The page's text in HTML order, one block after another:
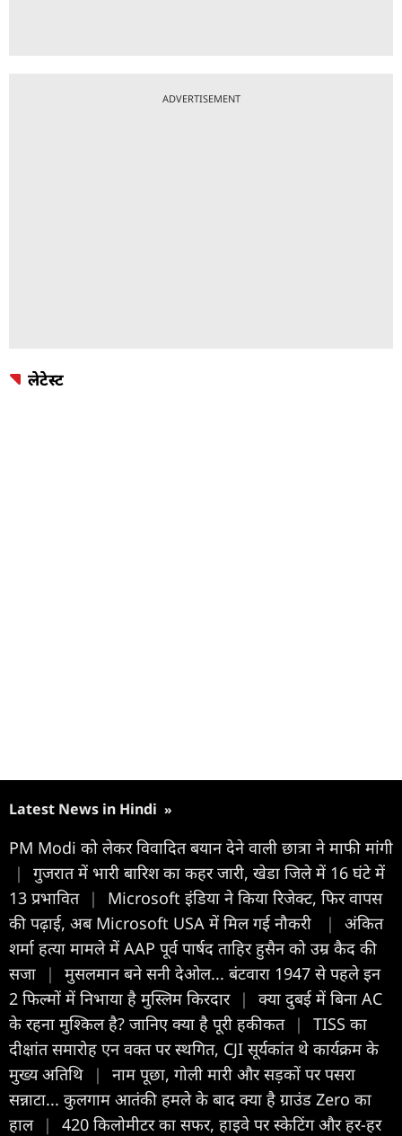
ADVERTISEMENT
लेटेस्ट
Latest News in Hindi »
PM Modi को लेकर विवादित बयान देने वाली छात्रा ने माफी मांगी
|
गुजरात में भारी बारिश का कहर जारी, खेडा जिले में 16 घंटे में
13 प्रभावित |
Microsoft इंडिया ने किया रिजेक्ट, फिर वापस
की पढ़ाई, अब Microsoft USA में मिल गई नौकरी
|
अंकित
शर्मा हत्या मामले में AAP पूर्व पार्षद ताहिर हुसैन को उम्र कैद की
सजा
|
मुसलमान बने सनी देओल... बंटवारा 1947 से पहले इन
2 फिल्मों में निभाया है मुस्लिम किरदार |
क्या दुबई में बिना AC
के रहना मुश्किल है? जानिए क्या है पूरी हकीकत |
TISS का
दीक्षांत समारोह एन वक्त पर स्थगित, CJI सूर्यकांत थे कार्यक्रम के
मुख्य अतिथि
|
नाम पूछा, गोली मारी और सड़कों पर पसरा
सन्नाटा... कुलगाम आतंकी हमले के बाद क्या है ग्राउंड Zero का
हाल |
420 किलोमीटर का सफर, हाइवे पर स्केटिंग और हर-हर